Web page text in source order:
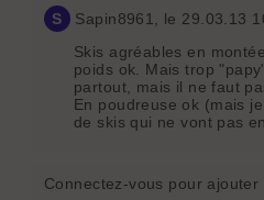
S Sapin8961, le 29.03.13
Skis agréables en
poids ok. Mais trop
partout, mais il ne faut
En poudreuse ok (mais
de skis qui ne vont pas
Connectez-vous pour ajouter